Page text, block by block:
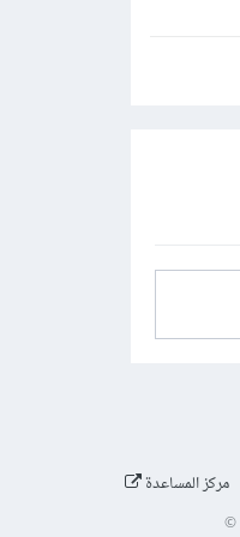
مركز المساعدة
©